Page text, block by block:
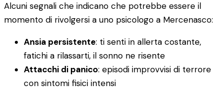
Alcuni segnali che indicano che potrebbe essere il
momento di rivolgersi a uno psicologo a Mercenasco:
Ansia persistente: ti senti in allerta costante,
fatichi a rilassarti, il sonno ne risente
Attacchi di panico: episodi improvvisi di terrore
con sintomi fisici intensi